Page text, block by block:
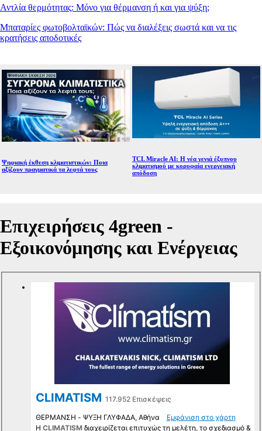
Αντλία θερμότητας: Μόνο για θέρμανση ή και για ψύξη;
Μπαταρίες φωτοβολταϊκών: Πώς να διαλέξεις σωστά και να τις
κρατήσεις αποδοτικές
Ψηφιακή έκθεση κλιματιστικών: Ποια
αξίζουν πραγματικά τα λεφτά τους
TCL Miracle AI: Η νέα γενιά έξυπνου
κλιματισμού με κορυφαία ενεργειακή
απόδοση